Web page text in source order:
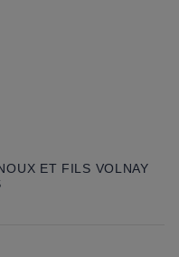
ET FILS VOLNAY